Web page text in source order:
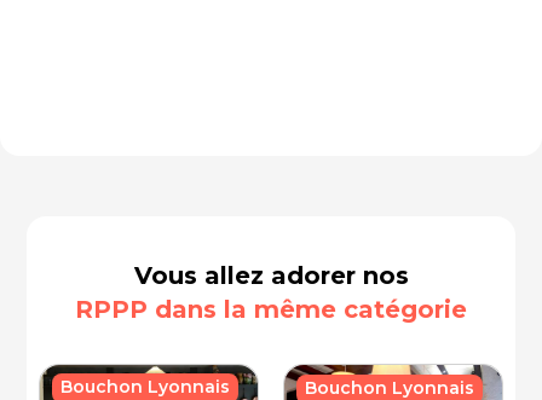
Vous allez adorer nos
RPPP dans la même catégorie
Bouchon Lyonnais Bouchon Lyonnais